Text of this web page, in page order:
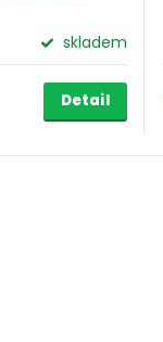
skladem
Detail